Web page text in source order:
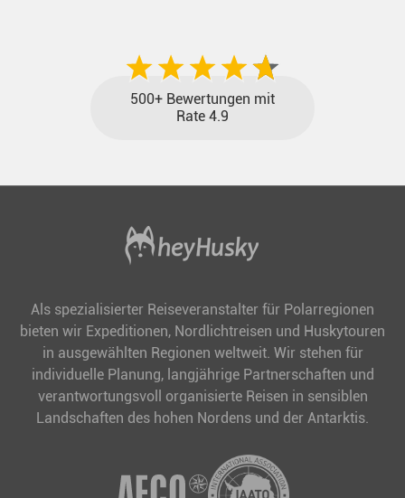
500+ Bewertungen mit
Rate 4.9
Als spezialisierter Reiseveranstalter für Polarregionen
bieten wir Expeditionen, Nordlichtreisen und Huskytouren
in ausgewählten Regionen weltweit. Wir stehen für
individuelle Planung, langjährige Partnerschaften und
verantwortungsvoll organisierte Reisen in sensiblen
Landschaften des hohen Nordens und der Antarktis.